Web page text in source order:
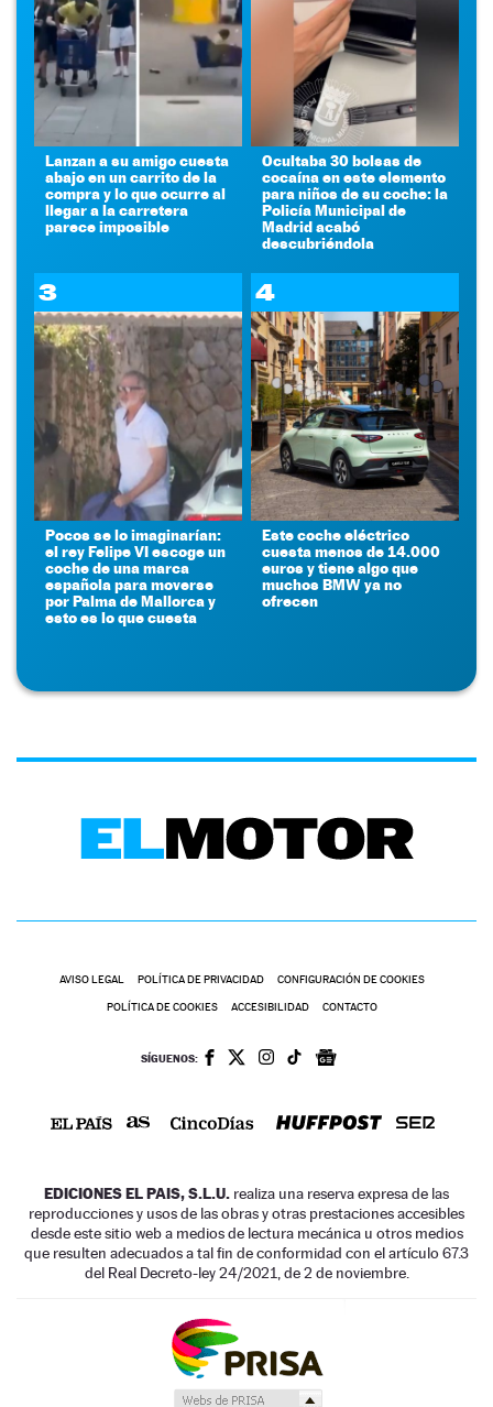
Lanzan a su amigo cuesta
abajo en un carrito de la
compra y lo que ocurre al
llegar a la carretera
parece imposible
Ocultaba 30 bolsas de
cocaína en este elemento
para niños de su coche: la
Policía Municipal de
Madrid acabó
descubriéndola
3
Pocos se lo imaginarían:
el rey Felipe VI escoge un
coche de una marca
española para moverse
por Palma de Mallorca y
esto es lo que cuesta
4
Este coche eléctrico
cuesta menos de 14.000
euros y tiene algo que
muchos BMW ya no
ofrecen
AVISO LEGAL POLÍTICA DE PRIVACIDAD CONFIGURACIÓN DE COOKIES
POLÍTICA DE COOKIES ACCESIBILIDAD CONTACTO
SÍGUENOS:
EDICIONES EL PAIS, S.L.U. realiza una reserva expresa de las
reproducciones y usos de las obras y otras prestaciones accesibles
desde este sitio web a medios de lectura mecánica u otros medios
que resulten adecuados a tal fin de conformidad con el artículo 67.3
del Real Decreto-ley 24/2021, de 2 de noviembre.